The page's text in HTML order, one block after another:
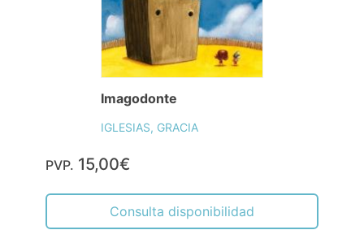
Imagodonte
IGLESIAS, GRACIA
PVP. 15,00€
Consulta disponibilidad